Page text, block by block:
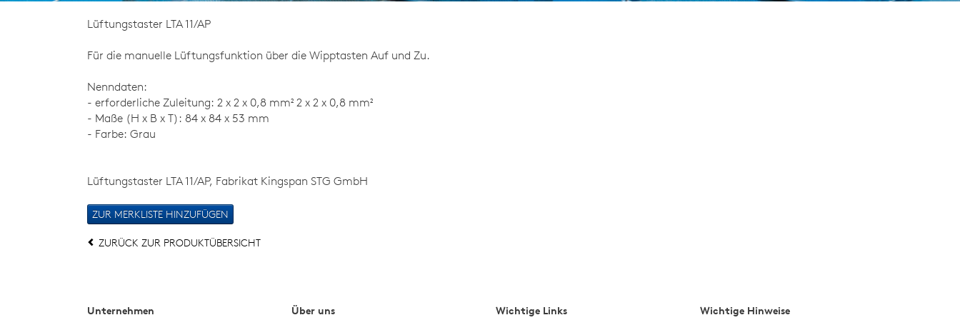
Lüftungstaster LTA 11/AP
Für die manuelle Lüftungsfunktion über die Wipptasten Auf und Zu.
Nenndaten:
- erforderliche Zuleitung: 2 x 2 x 0,8 mm² 2 x 2 x 0,8 mm²
- Maße (H x B x T): 84 x 84 x 53 mm
- Farbe: Grau
Lüftungstaster LTA 11/AP, Fabrikat Kingspan STG GmbH
ZURÜCK ZUR PRODUKTÜBERSICHT
Unternehmen Über uns Wichtige Links Wichtige Hinweise